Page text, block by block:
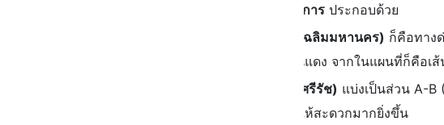
3 เส้นทางเดินทางฟรีในวันหยุดราชการ ประกอบด้วย
ทางด่วนขั้นที่ 1 (ทางพิเศษเฉลิมมหานคร) ก็คือทาง
สุขุมวิท สาทร ดาวคะนอง ดินแดง จากในแผนที่ก็คือเส้
ทางด่วนขั้นที่ 2 (ทางพิเศษศรีรัช) แบ่งเป็นส่วน A-B
เดิม เพื่อเชื่อมต่อการเดินทางให้สะดวกมากยิ่งขึ้น